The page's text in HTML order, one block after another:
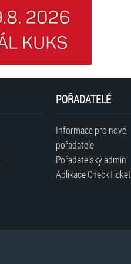
POŘADATELÉ
Informace pro nové
pořadatele
Pořadatelský admin
Aplikace CheckTicket